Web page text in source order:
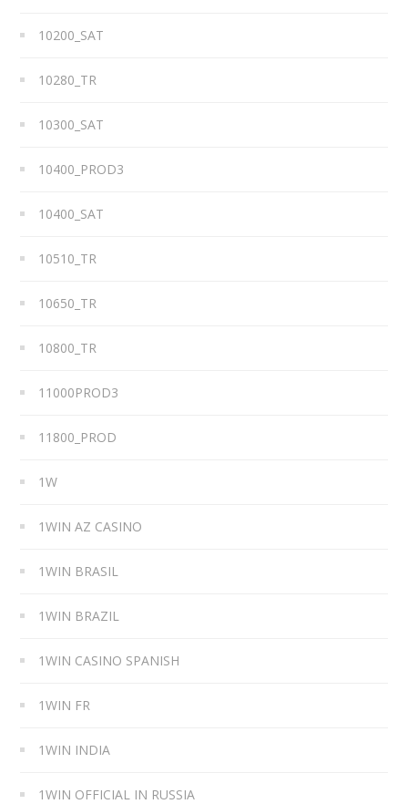
10200_SAT
10280_TR
10300_SAT
10400_PROD3
10400_SAT
10510_TR
10650_TR
10800_TR
11000PROD3
11800_PROD
1W
1WIN AZ CASINO
1WIN BRASIL
1WIN BRAZIL
1WIN CASINO SPANISH
1WIN FR
1WIN INDIA
1WIN OFFICIAL IN RUSSIA